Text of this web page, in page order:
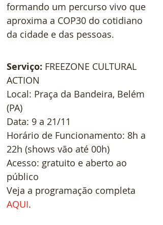
formando um percurso vivo que
aproxima a COP30 do cotidiano
da cidade e das pessoas.
Serviço: FREEZONE CULTURAL
ACTION
Local: Praça da Bandeira, Belém
(PA)
Data: 9 a 21/11
Horário de Funcionamento: 8h a
22h (shows vão até 00h)
Acesso: gratuito e aberto ao
público
Veja a programação completa
AQUI.